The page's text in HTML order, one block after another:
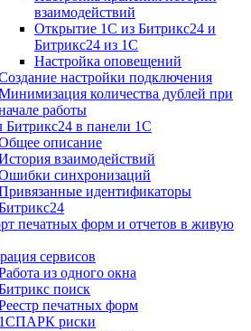
взаимодействий
Открытие 1С из Битрикс24 и
Битрикс24 из 1С
Настройка оповещений
настройки подключения
количества дублей при
работы
Битрикс24 в панели 1С
описание
взаимодействий
синхронизаций
идентификаторы
печатных форм и отчетов в живую
сервисов
из одного окна
поиск
печатных форм
1СПАРК риски